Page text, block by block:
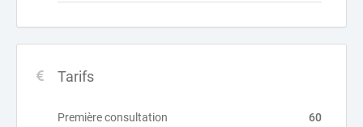
Tarifs
Première consultation 60